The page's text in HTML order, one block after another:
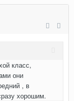
класс,
они
, в
хорошим.